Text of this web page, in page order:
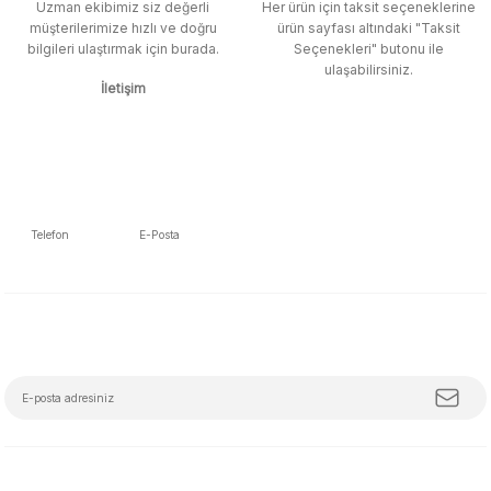
M... K... | 12/12/2025
Ben bu kadar hızlı bir teslimat
Ben bu kadar hızlı bir teslimat
Uzman ekibimiz siz değerli
müşterilerimize hızlı ve doğru
bilgileri ulaştırmak için burada.
İletişim
Her ürün için taksit seçeneklerine
ürün sayfası altındaki "Taksit
Seçenekleri" butonu ile
ulaşabilirsiniz.
Telefon E-Posta